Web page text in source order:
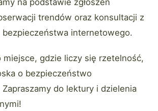
na podstawie zgłoszeń
trendów oraz konsultacji z
internetowego.
miejsce, gdzie liczy się rzetelność,
o bezpieczeństwo
do lektury i dzielenia